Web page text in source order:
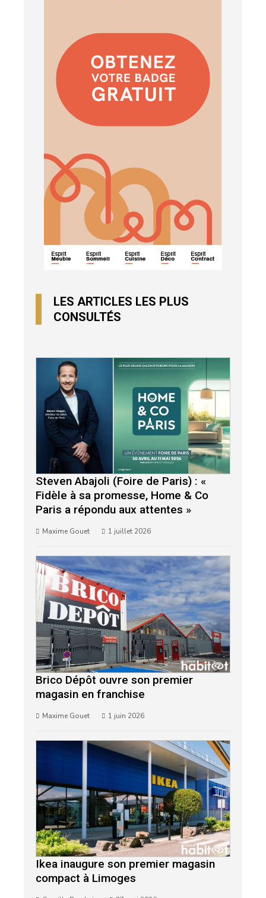
LES ARTICLES LES PLUS
CONSULTÉS
Steven Abajoli (Foire de Paris) : «
Fidèle à sa promesse, Home & Co
Paris a répondu aux attentes »
Maxime Gouet 1 juillet 2026
Brico Dépôt ouvre son premier
magasin en franchise
Maxime Gouet 1 juin 2026
Ikea inaugure son premier magasin
compact à Limoges